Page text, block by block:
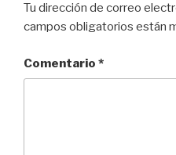
Tu dirección de correo
campos obligatorios están
Comentario *